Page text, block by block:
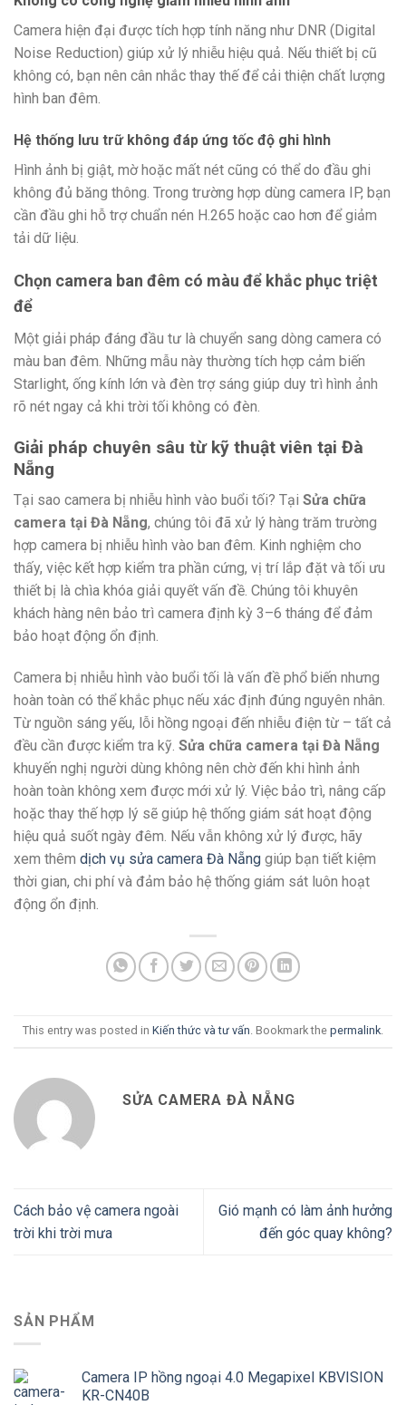
Camera hiện đại được tích hợp tính năng như DNR (Digital
Noise Reduction) giúp xử lý nhiễu hiệu quả. Nếu thiết bị cũ
không có, bạn nên cân nhắc thay thế để cải thiện chất lượng
hình ban đêm.
Hệ thống lưu trữ không đáp ứng tốc độ ghi hình
Hình ảnh bị giật, mờ hoặc mất nét cũng có thể do đầu ghi
không đủ băng thông. Trong trường hợp dùng camera IP, bạn
cần đầu ghi hỗ trợ chuẩn nén H.265 hoặc cao hơn để giảm
tải dữ liệu.
Chọn camera ban đêm có màu để khắc phục triệt
để
Một giải pháp đáng đầu tư là chuyển sang dòng camera có
màu ban đêm. Những mẫu này thường tích hợp cảm biến
Starlight, ống kính lớn và đèn trợ sáng giúp duy trì hình ảnh
rõ nét ngay cả khi trời tối không có đèn.
Giải pháp chuyên sâu từ kỹ thuật viên tại Đà
Nẵng
Tại sao camera bị nhiễu hình vào buổi tối? Tại Sửa chữa
camera tại Đà Nẵng, chúng tôi đã xử lý hàng trăm trường
hợp camera bị nhiễu hình vào ban đêm. Kinh nghiệm cho
thấy, việc kết hợp kiểm tra phần cứng, vị trí lắp đặt và tối ưu
thiết bị là chìa khóa giải quyết vấn đề. Chúng tôi khuyên
khách hàng nên bảo trì camera định kỳ 3–6 tháng để đảm
bảo hoạt động ổn định.
Camera bị nhiễu hình vào buổi tối là vấn đề phổ biến nhưng
hoàn toàn có thể khắc phục nếu xác định đúng nguyên nhân.
Từ nguồn sáng yếu, lỗi hồng ngoại đến nhiễu điện từ – tất cả
đều cần được kiểm tra kỹ. Sửa chữa camera tại Đà Nẵng
khuyến nghị người dùng không nên chờ đến khi hình ảnh
hoàn toàn không xem được mới xử lý. Việc bảo trì, nâng cấp
hoặc thay thế hợp lý sẽ giúp hệ thống giám sát hoạt động
hiệu quả suốt ngày đêm. Nếu vẫn không xử lý được, hãy
xem thêm dịch vụ sửa camera Đà Nẵng giúp bạn tiết kiệm
thời gian, chi phí và đảm bảo hệ thống giám sát luôn hoạt
động ổn định.
This entry was posted in Kiến thức và tư vấn. Bookmark the permalink.
SỬA CAMERA ĐÀ NẴNG
Cách bảo vệ camera ngoài
trời khi trời mưa
Gió mạnh có làm ảnh hưởng
đến góc quay không?
SẢN PHẨM
Camera IP hồng ngoại 4.0 Megapixel KBVISION
KR-CN40B